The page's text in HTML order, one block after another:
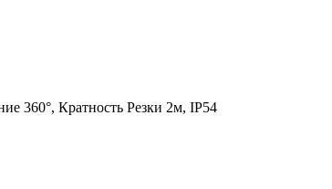
360°, Кратность Резки 2м, IP54